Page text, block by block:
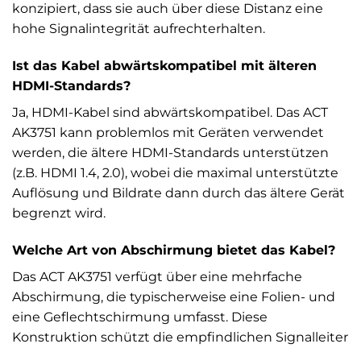
konzipiert, dass sie auch über diese Distanz eine
hohe Signalintegrität aufrechterhalten.
Ist das Kabel abwärtskompatibel mit älteren
HDMI-Standards?
Ja, HDMI-Kabel sind abwärtskompatibel. Das ACT
AK3751 kann problemlos mit Geräten verwendet
werden, die ältere HDMI-Standards unterstützen
(z.B. HDMI 1.4, 2.0), wobei die maximal unterstützte
Auflösung und Bildrate dann durch das ältere Gerät
begrenzt wird.
Welche Art von Abschirmung bietet das Kabel?
Das ACT AK3751 verfügt über eine mehrfache
Abschirmung, die typischerweise eine Folien- und
eine Geflechtschirmung umfasst. Diese
Konstruktion schützt die empfindlichen Signalleiter